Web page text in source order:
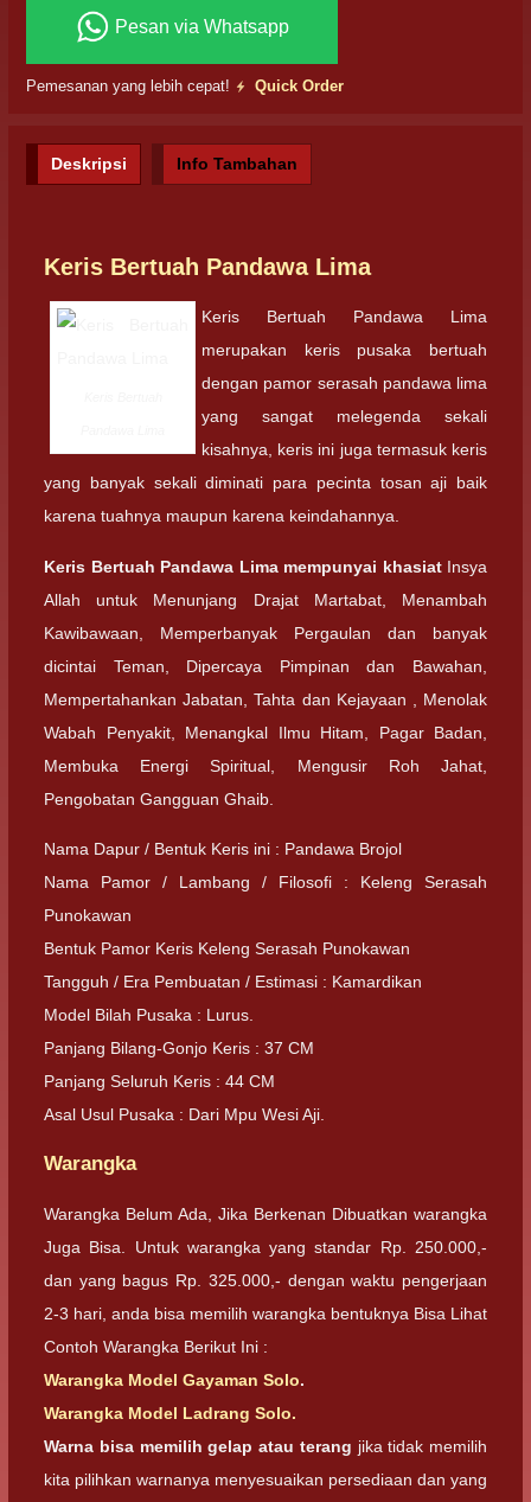
Pesan via Whatsapp
Pemesanan yang lebih cepat! Quick Order
Deskripsi Info Tambahan
Keris Bertuah Pandawa Lima
Keris Bertuah Pandawa Lima
merupakan keris pusaka bertuah
dengan pamor serasah pandawa lima
yang sangat melegenda sekali
kisahnya, keris ini juga termasuk keris
yang banyak sekali diminati para pecinta tosan aji baik
karena tuahnya maupun karena keindahannya.
Keris Bertuah Pandawa Lima mempunyai khasiatInsya
Allah untuk Menunjang Drajat Martabat, Menambah
Kawibawaan, Memperbanyak Pergaulan dan banyak
dicintai Teman, Dipercaya Pimpinan dan Bawahan,
Mempertahankan Jabatan, Tahta dan Kejayaan , Menolak
Wabah Penyakit, Menangkal Ilmu Hitam, Pagar Badan,
Membuka Energi Spiritual, Mengusir Roh Jahat,
Pengobatan Gangguan Ghaib.
Nama Dapur / Bentuk Keris ini : Pandawa Brojol
Nama Pamor / Lambang / Filosofi : Keleng Serasah
Punokawan
Bentuk Pamor Keris Keleng Serasah Punokawan
Tangguh / Era Pembuatan / Estimasi : Kamardikan
Model Bilah Pusaka : Lurus.
Panjang Bilang-Gonjo Keris : 37 CM
Panjang Seluruh Keris : 44 CM
Asal Usul Pusaka : Dari Mpu Wesi Aji.
Warangka
Warangka Belum Ada, Jika Berkenan Dibuatkan warangka
Juga Bisa. Untuk warangka yang standar Rp. 250.000,-
dan yang bagus Rp. 325.000,- dengan waktu pengerjaan
2-3 hari, anda bisa memilih warangka bentuknya Bisa Lihat
Contoh Warangka Berikut Ini :
Warangka Model Gayaman Solo.
Warangka Model Ladrang Solo.
Warna bisa memilih gelap atau terang jika tidak memilih
kita pilihkan warnanya menyesuaikan persediaan dan yang